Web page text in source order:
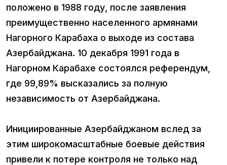
положено в 1988 году, после заявления
преимущественно населенного армянами
Нагорного Карабаха о выходе из состава
Азербайджана. 10 декабря 1991 года в
Нагорном Карабахе состоялся референдум,
где 99,89% высказались за полную
независимость от Азербайджана.
Инициированные Азербайджаном вслед за
этим широкомасштабные боевые действия
привели к потере контроля не только над